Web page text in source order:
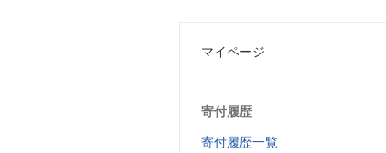
マイページ
寄付履歴
寄付履歴一覧